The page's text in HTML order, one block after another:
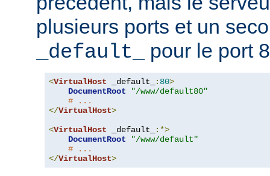
plusieurs ports et un
_default_
pour le port
<VirtualHost _default_ : 80>
DocumentRoot
"/www/default80"
# ...
</VirtualHost>
<VirtualHost _default_
:*>
DocumentRoot
"/www/default"
# ...
</VirtualHost>